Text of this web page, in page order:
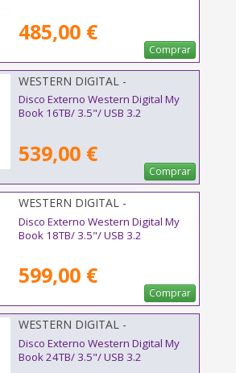
485,00 €
Comprar
WESTERN DIGITAL -
WDBBGB0160HBK-EESN
Disco Externo Western Digital My
Book 16TB/ 3.5"/ USB 3.2
539,00 €
Comprar
WESTERN DIGITAL -
WDBBGB0180HBK-EESN
Disco Externo Western Digital My
Book 18TB/ 3.5"/ USB 3.2
599,00 €
Comprar
WESTERN DIGITAL -
WDBBGB0240HBK-EESN
Disco Externo Western Digital My
Book 24TB/ 3.5"/ USB 3.2